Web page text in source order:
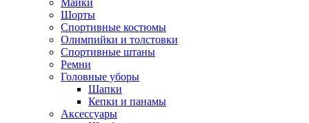
Майки
Шорты
Спортивные костюмы
Олимпийки и толстовки
Спортивные штаны
Ремни
Головные уборы
Шапки
Кепки и панамы
Аксессуары